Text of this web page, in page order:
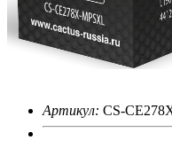
Артикул: CS-